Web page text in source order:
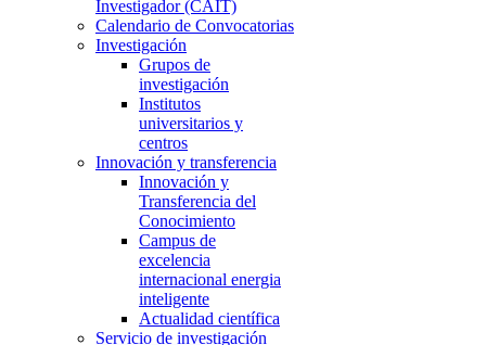
Investigador (CAIT)
Calendario de Convocatorias
Investigación
Grupos de
investigación
Institutos
universitarios y
centros
Innovación y transferencia
Innovación y
Transferencia del
Conocimiento
Campus de
excelencia
internacional energia
inteligente
Actualidad científica
Servicio de investigación